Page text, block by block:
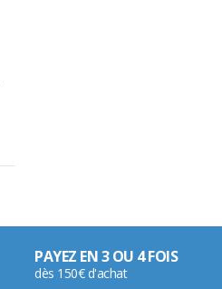
PAYEZ EN 3 OU 4 FOIS
dès 150€ d'achat